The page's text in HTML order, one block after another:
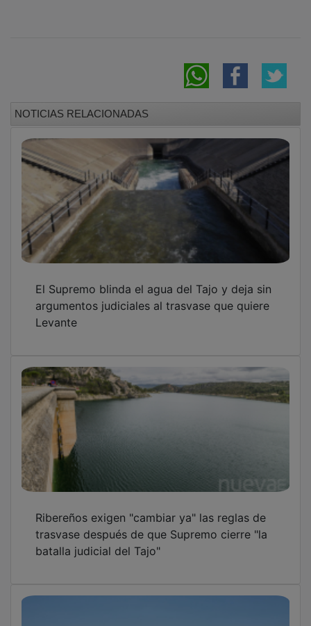
argumentos judiciales al trasvase que quiere
Levante
trasvase después de que Supremo cierre "la
batalla judicial del Tajo"